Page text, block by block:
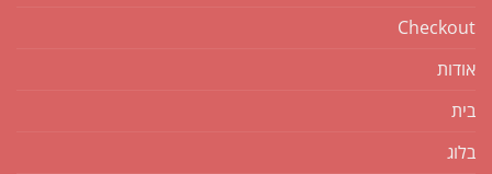
Checkout
אודות
בית
בלוג